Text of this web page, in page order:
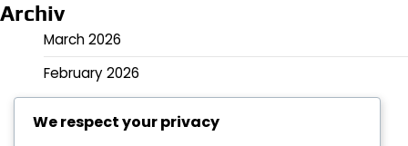
Archiv
March 2026
February 2026
We respect your privacy